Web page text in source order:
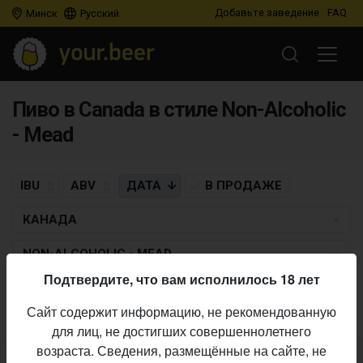
Минск Русский Добавьте заведение FAQ
Пиво в Canada в стиле Non-Alcoholic
- Mead
IBU ABV ДАТА В ПРОДАЖЕ
КАНАДА
NON-ALCOHOLIC - MEAD
Пиво по заданным критериям не найдено
Подтвердите, что вам исполнилось 18 лет
Сайт содержит информацию, не рекомендованную
для лиц, не достигших совершеннолетнего
возраста. Сведения, размещённые на сайте, не